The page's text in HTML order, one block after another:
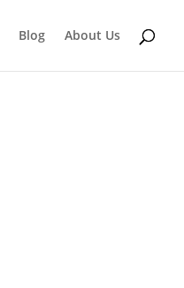
Blog About Us